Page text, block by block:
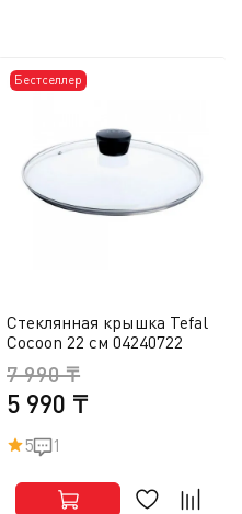
Бестселлер
Стеклянная крышка Tefal
Cocoon 22 см 04240722
5 990 ₸
7 990 ₸
5 1